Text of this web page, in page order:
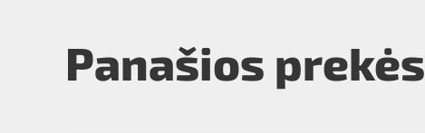
Panašios prekės